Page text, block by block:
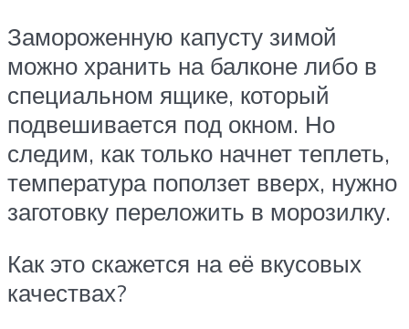
Замороженную капусту зимой
можно хранить на балконе либо в
специальном ящике, который
подвешивается под окном. Но
следим, как только начнет теплеть,
температура поползет вверх, нужно
заготовку переложить в морозилку.
Как это скажется на её вкусовых
качествах?